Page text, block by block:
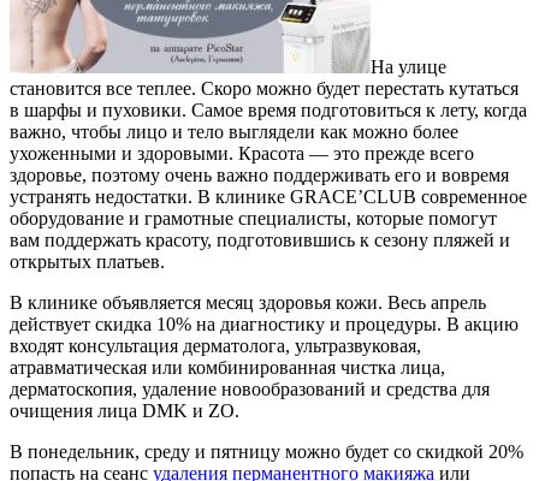
На улице
становится все теплее. Скоро можно будет перестать кутаться
в шарфы и пуховики. Самое время подготовиться к лету, когда
важно, чтобы лицо и тело выглядели как можно более
ухоженными и здоровыми. Красота — это прежде всего
здоровье, поэтому очень важно поддерживать его и вовремя
устранять недостатки. В клинике GRACE’CLUB современное
оборудование и грамотные специалисты, которые помогут
вам поддержать красоту, подготовившись к сезону пляжей и
открытых платьев.
В клинике объявляется месяц здоровья кожи. Весь апрель
действует скидка 10% на диагностику и процедуры. В акцию
входят консультация дерматолога, ультразвуковая,
атравматическая или комбинированная чистка лица,
дерматоскопия, удаление новообразований и средства для
очищения лица DMK и ZO.
В понедельник, среду и пятницу можно будет со скидкой 20%
попасть на сеанс удаления перманентного макияжа или